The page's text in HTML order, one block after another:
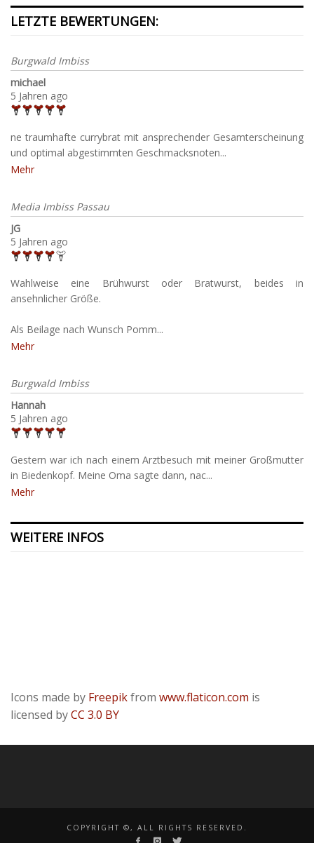
LETZTE BEWERTUNGEN:
Burgwald Imbiss
michael
5 Jahren ago
ne traumhafte currybrat mit ansprechender Gesamterscheinung
und optimal abgestimmten Geschmacksnoten...
Mehr
Media Imbiss Passau
JG
5 Jahren ago
Wahlweise eine Brühwurst oder Bratwurst, beides in
ansehnlicher Größe.
Als Beilage nach Wunsch Pomm...
Mehr
Burgwald Imbiss
Hannah
5 Jahren ago
Gestern war ich nach einem Arztbesuch mit meiner Großmutter
in Biedenkopf. Meine Oma sagte dann, nac...
Mehr
WEITERE INFOS
Icons made by Freepikfrom www.flaticon.com is
licensed byCC 3.0 BY
COPYRIGHT ©, ALL RIGHTS RESERVED.